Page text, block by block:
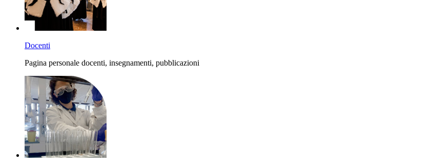
Docenti
Pagina personale docenti, insegnamenti, pubblicazioni